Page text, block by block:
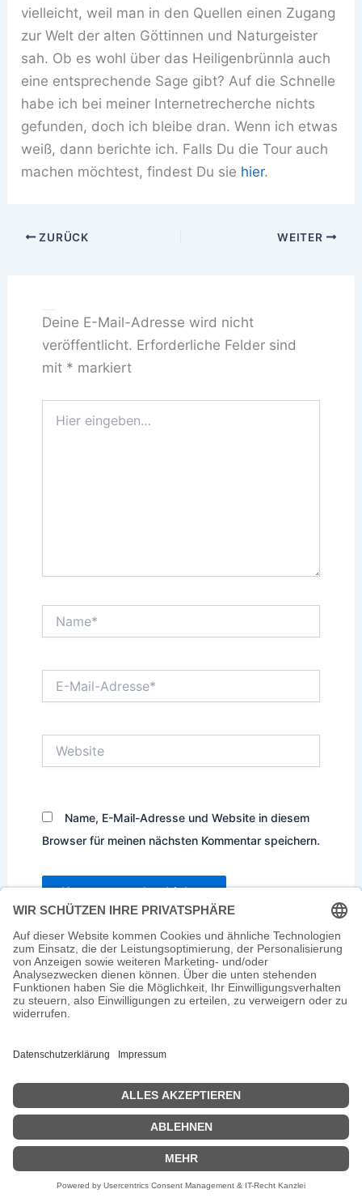
vielleicht, weil man in den Quellen einen Zugang
zur Welt der alten Göttinnen und Naturgeister
sah. Ob es wohl über das Heiligenbrünnla auch
eine entsprechende Sage gibt? Auf die Schnelle
habe ich bei meiner Internetrecherche nichts
gefunden, doch ich bleibe dran. Wenn ich etwas
weiß, dann berichte ich. Falls Du die Tour auch
machen möchtest, findest Du sie hier.
ZURÜCK WEITER
Deine E-Mail-Adresse wird nicht
veröffentlicht. Erforderliche Felder sind
mit * markiert
eingeben…
Mail-
Name, E-Mail-Adresse und Website in diesem
Browser für meinen nächsten Kommentar speichern.
Impressum
Copyright © 2026 Heikes Märchenwelt | Präsentiert von
Astra-WordPress-Theme